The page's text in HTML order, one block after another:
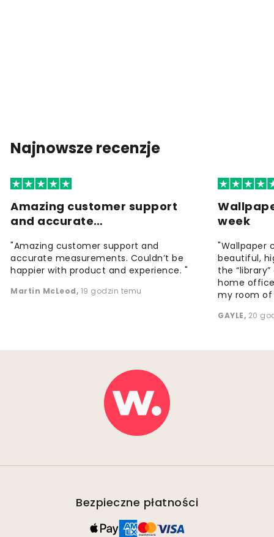
Najnowsze recenzje
Amazing customer support
and accurate…
"Amazing customer support and
accurate measurements. Couldn’t be
happier with product and experience. "
Martin McLeod, 19 godzin temu
week
"Wallpaper
beautiful,
the
home
my room of
GAYLE, 20
Bezpieczne płatności